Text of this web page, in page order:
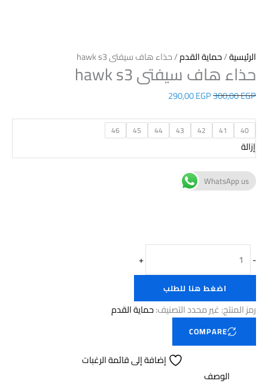
الرئيسية/حماية القدم/ حذاء هاف سيفتى hawk s3
حذاء هاف سيفتى hawk s3
300,00EGP
290,00EGP
40
41
42
43
44
45
46
إزالة
WhatsApp us
-
+
اضغط هنا للطلب
رمز المنتج:غير محددالتصنيف:حماية القدم
COMPARE
إضافة إلى قائمة الرغبات
الوصف